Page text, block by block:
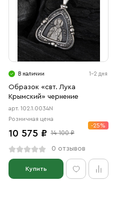
В наличии 1-2 дня
Образок «свт. Лука
Крымский» чернение
арт. 102.1.0034N
Розничная цена
10 575 ₽ 14 100 ₽
-25%
0 отзывов
Купить